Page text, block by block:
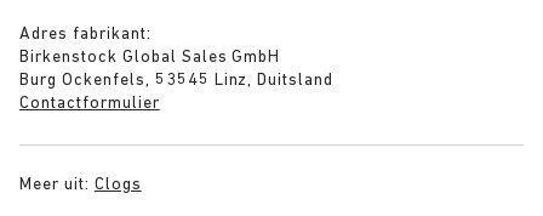
Adres fabrikant:
Birkenstock Global Sales GmbH
Burg Ockenfels, 53545 Linz, Duitsland
Contactformulier
Meer uit: Clogs